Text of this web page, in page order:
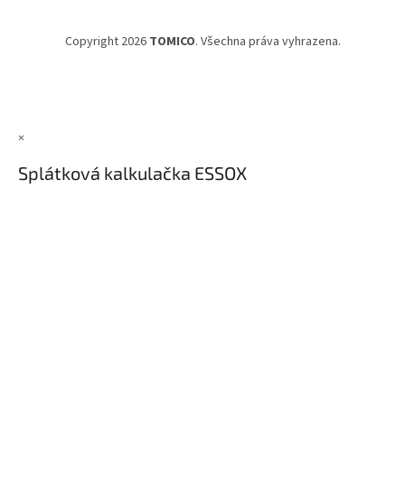
Copyright 2026 TOMICO. Všechna práva vyhrazena.
×
Splátková kalkulačka ESSOX